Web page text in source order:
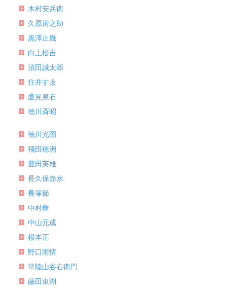
木村安兵衛
久原房之助
黒澤止幾
白土松吉
須田誠太郎
住井すゑ
鷹見泉石
徳川斉昭
徳川光圀
飛田穂洲
豊田芙雄
長久保赤水
長塚節
中村彜
中山元成
根本正
野口雨情
常陸山谷右衛門
藤田東湖